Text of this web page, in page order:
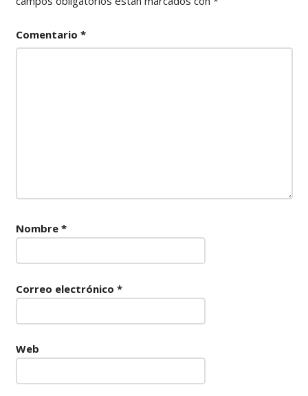
Comentario *
Nombre *
Correo electrónico *
Web